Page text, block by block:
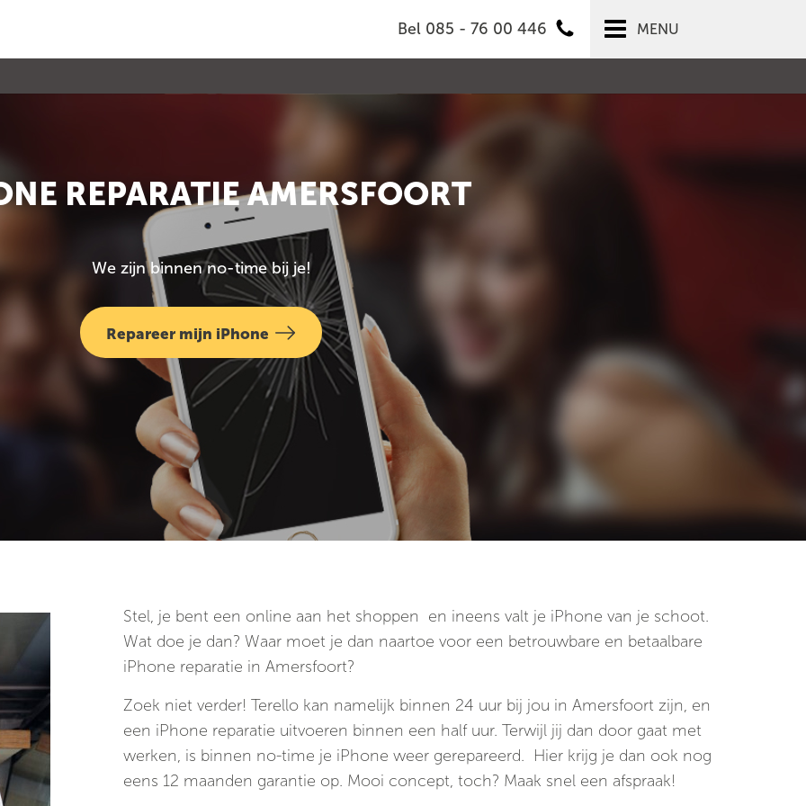
Bel 085 - 76 00 446 MENU
REPARATIE AMERSFOORT
We zijn binnen no-time bij je!
Repareer mijn iPhone
Stel, je bent een online aan het shoppen en ineens valt je iPhone van je schoot.
Wat doe je dan? Waar moet je dan naartoe voor een betrouwbare en betaalbare
iPhone reparatie in Amersfoort?
Zoek niet verder! Terello kan namelijk binnen 24 uur bij jou in Amersfoort zijn, en
een iPhone reparatie uitvoeren binnen een half uur. Terwijl jij dan door gaat met
werken, is binnen no-time je iPhone weer gerepareerd. Hier krijg je dan ook nog
eens 12 maanden garantie op. Mooi concept, toch? Maak snel een afspraak!